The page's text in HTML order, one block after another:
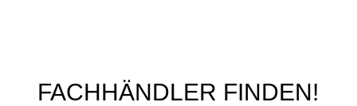
FACHHÄNDLER FINDEN!